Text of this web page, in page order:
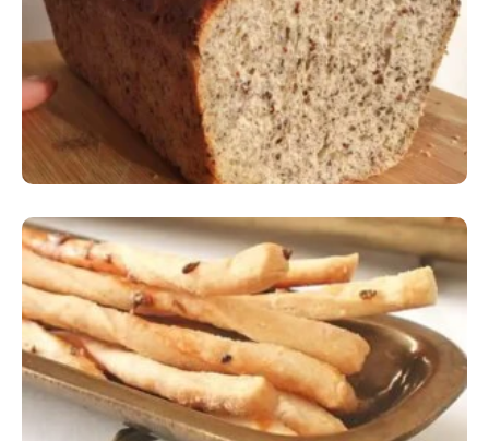
Comer Bem: Pão Low Carb
Comer Bem: Palitinhos De Cebola E Salsa